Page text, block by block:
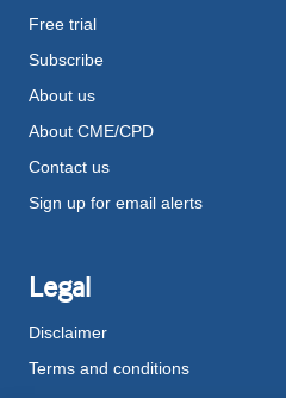
Free trial
Subscribe
About us
About CME/CPD
Contact us
Sign up for email alerts
Legal
Disclaimer
Terms and conditions